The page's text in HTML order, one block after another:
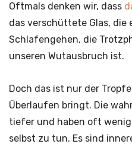
Oftmals denken wir, dass
das verschüttete Glas, die
Schlafengehen, die
unseren Wutausbruch ist.
Doch das ist nur der
Überlaufen bringt. Die
tiefer und haben oft
selbst zu tun. Es sind